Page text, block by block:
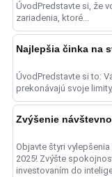
ÚvodPredstavte si, že
zariadenia, ktoré...
Najlepšia činka na
ÚvodPredstavte si to:
prekonávajú svoje
Objavte štyri
2025! Zvýšte
investovaním do